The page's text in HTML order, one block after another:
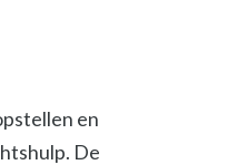
en
De